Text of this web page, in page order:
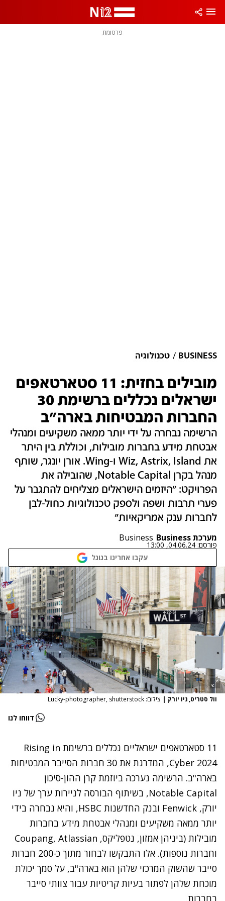
פרסומת
BUSINESS טכנולוגיה
מובילים בחזית: 11 סטארטאפים
ישראלים נכללים ברשימת 30
החברות המבטיחות בארה"ב
הרשימה נבחרה על ידי יותר ממאה משקיעים ומנהלי
אבטחת מידע בחברות מובילות, וכוללת בין היתר
את Wiz, Astrix, Island ו-Wing. אורן יונגר, שותף
מנהל בקרן Notable Capital, שהובילה את
הפרויקט: "היזמים הישראלים מצליחים להתגבר על
פערי תרבות ושפה ולספק טכנולוגיות כחול-לבן
לחברות ענק אמריקאיות"
מערכת Business Business
פורסם: 04.06.24, 13:00
עקבו אחרינו בגוגל
וול סטריט, ניו יורק | צילום: Lucky-photographer, shutterstock
דווחו לנו
11 סטארטאפים ישראליים נכללים ברשימת Rising in
Cyber 2024, המדרגת את 30 חברות הסייבר המבטיחות
בארה"ב. הרשימה נערכה ביוזמת קרן ההון-סיכון
Notable Capital, בשיתוף הבורסה לניירות ערך של ניו
יורק, Fenwick ובנק החדשנות HSBC, והיא נבחרה בידי
יותר ממאה משקיעים ומנהלי אבטחת מידע בחברות
מובילות (ביניהן אמזון, נטפליקס, Coupang, Atlassian
וחברות נוספות). אלו התבקשו לבחור מתוך כ-200 חברות
סייבר שהשוק המרכזי שלהן הוא בארה"ב, על סמך יכולת
מוכחת שלהן לפתור בעיות קריטיות עבור צוותי סייבר
בחברות.